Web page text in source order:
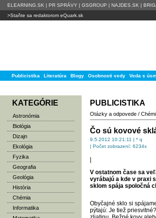
ELEARNING.SK | PR SPRÁVY | GSGROUP | NAJDES.SK |
>Staňte sa redaktorom eQuark.sk
Publicistika Literatúra Blogy Osobnosti vedy Veda s
KATEGÓRIE
Astronómia
Biológia
Dizajn
Ekológia
Fyzika
Geografia
Geológia
História
Chémia
Informatika
PUBLICISTIKA
Otázky a odpovede /
Čo sú kovové
9.5.2012 10:21:11 | * q
| Počet zobrazení: 6234x
V ostatnom čase sa
vyrábajú a kde v praxi
sklom spája spoločná
Obyčajné sklo si
pýtajú: Je tiež